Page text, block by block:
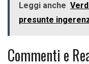
Leggi anche
presunte
Commenti e